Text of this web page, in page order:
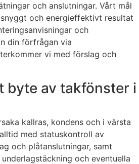
och anslutningar. Vårt mål
och energieffektivt resultat
och
din förfrågan via
vi med förslag och
byte av takfönster i
kallras, kondens och i värsta
med statuskontroll av
och plåtanslutningar, samt
och eventuella